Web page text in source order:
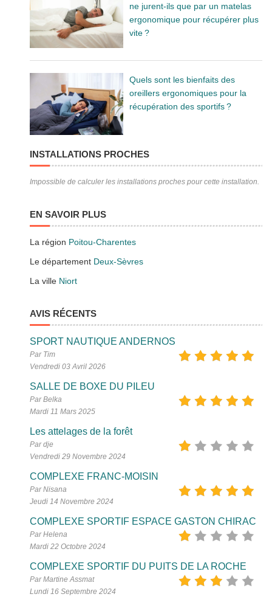
ne jurent-ils que par un matelas
ergonomique pour récupérer plus
vite ?
Quels sont les bienfaits des
oreillers ergonomiques pour la
récupération des sportifs ?
INSTALLATIONS PROCHES
Impossible de calculer les installations proches pour cette installation.
EN SAVOIR PLUS
La région Poitou-Charentes
Le département Deux-Sèvres
La ville Niort
AVIS RÉCENTS
SPORT NAUTIQUE ANDERNOS
Par Tim
Vendredi 03 Avril 2026
SALLE DE BOXE DU PILEU
Par Belka
Mardi 11 Mars 2025
Les attelages de la forêt
Par dje
Vendredi 29 Novembre 2024
COMPLEXE FRANC-MOISIN
Par Nisana
Jeudi 14 Novembre 2024
COMPLEXE SPORTIF ESPACE GASTON CHIRAC
Par Helena
Mardi 22 Octobre 2024
COMPLEXE SPORTIF DU PUITS DE LA ROCHE
Par Martine Assmat
Lundi 16 Septembre 2024